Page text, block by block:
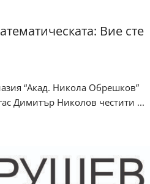
Вие сте
“Акад. Никола Обрешков”
Димитър Николов честити ...